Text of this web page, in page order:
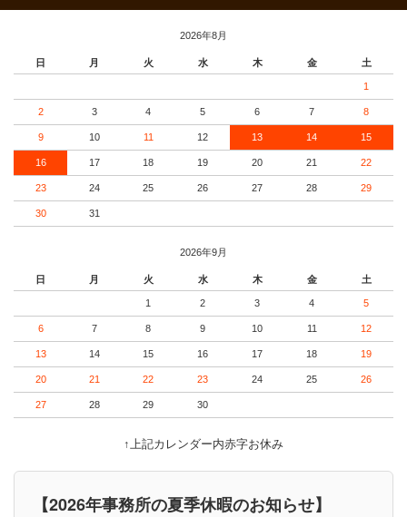
2026年8月
日 月 火 水 木 金 土
1
2 3 4 5 6 7 8
9 10 11 12 13 14 15
16 17 18 19 20 21 22
23 24 25 26 27 28 29
30 31
2026年9月
日 月 火 水 木 金 土
1 2 3 4 5
6 7 8 9 10 11 12
13 14 15 16 17 18 19
20 21 22 23 24 25 26
27 28 29 30
↑上記カレンダー内赤字お休み
【2026年事務所の夏季休暇のお知らせ】